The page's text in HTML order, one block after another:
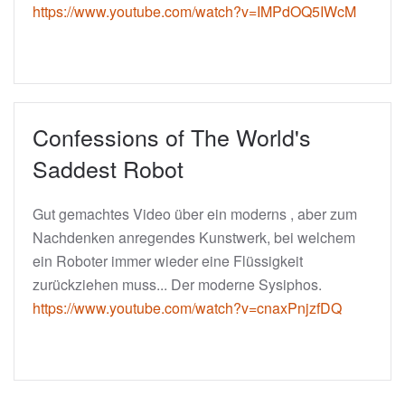
https://www.youtube.com/watch?v=IMPdOQ5IWcM
Confessions of The World's
Saddest Robot
Gut gemachtes Video über ein moderns , aber zum
Nachdenken anregendes Kunstwerk, bei welchem
ein Roboter immer wieder eine Flüssigkeit
zurückziehen muss... Der moderne Sysiphos.
https://www.youtube.com/watch?v=cnaxPnjzfDQ